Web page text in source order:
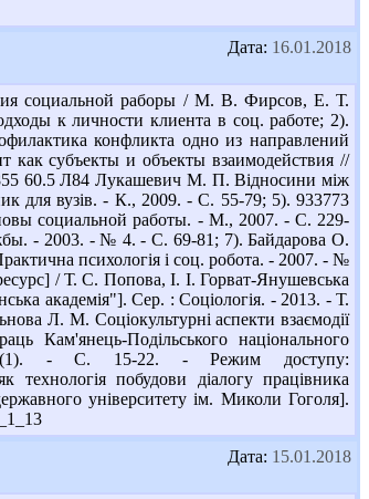
Дата: 16.01.2018
социальной раборы / М. В. Фирсов, Е. Т.
к личности клиента в соц. работе; 2).
конфликта одно из направлений
субъекты и объекты взаимодействия //
60.5 Л84 Лукашевич М. П. Відносини між
для вузів. - К., 2009. - С. 55-79; 5). 933773
социальной работы. - М., 2007. - С. 229-
- 2003. - № 4. - С. 69-81; 7). Байдарова О.
психологія і соц. робота. - 2007. - №
/ Т. С. Попова, І. І. Горват-Янушевська
академія"]. Сер. : Соціологія. - 2013. - Т.
Л. М. Соціокультурні аспекти взаємодії
Кам'янець-Подільського національного
23(1). - С. 15-22. - Режим доступу:
побудови діалогу працівника
університету ім. Миколи Гоголя].
Дата: 15.01.2018